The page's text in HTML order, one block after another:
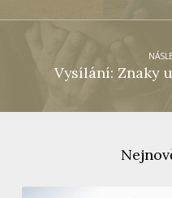
Vysílání: Znaky